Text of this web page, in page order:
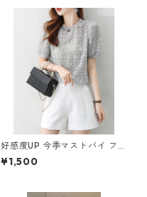
好感度UP 今季マストバイ ファ
ッション 透かし彫り 半袖 Tシ
ャツ m-245
¥1,500